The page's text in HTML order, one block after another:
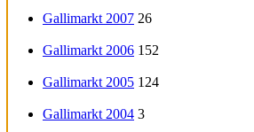
Gallimarkt 2007 26
Gallimarkt 2006 152
Gallimarkt 2005 124
Gallimarkt 2004 3